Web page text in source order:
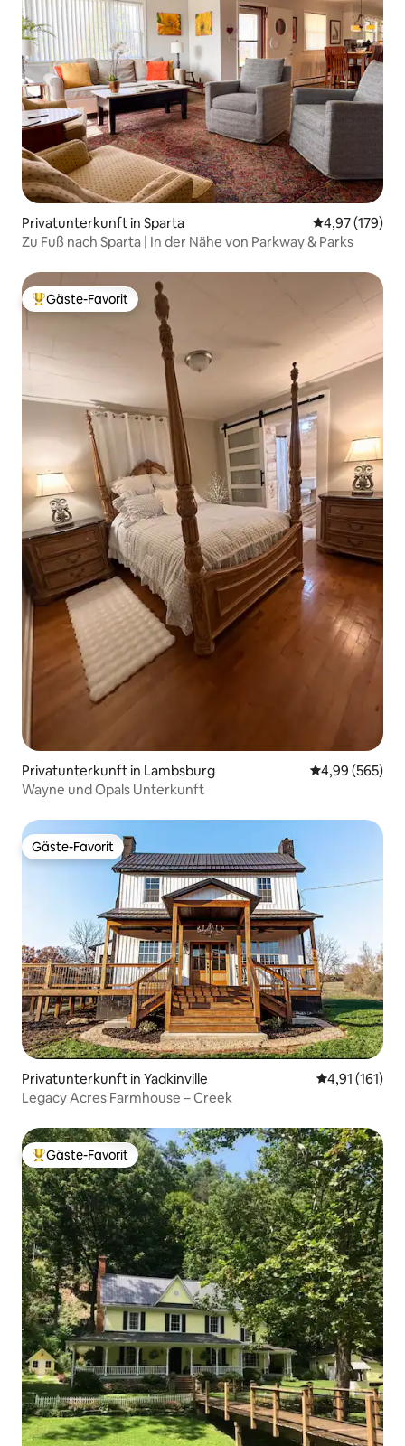
Privatunterkunft in Sparta
4,97 (179)
Zu Fuß nach Sparta | In der Nähe von Parkway & Parks
Beliebter Gäste-Favorit.
Gäste-Favorit
Privatunterkunft in Lambsburg
4,99 (565)
Wayne und Opals Unterkunft
Gäste-Favorit
Gäste-Favorit
Privatunterkunft in Yadkinville
4,91 (161)
Legacy Acres Farmhouse – Creek
Beliebter Gäste-Favorit.
Gäste-Favorit